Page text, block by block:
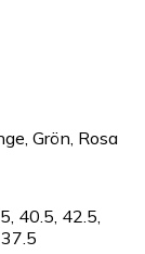
, Grön, Rosa
, 40.5, 42.5,
37.5